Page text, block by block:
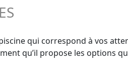
qui correspond à vos
qu’il propose les options